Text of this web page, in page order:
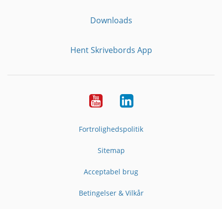
Downloads
Hent Skrivebords App
YouTubeLinkedIn
Fortrolighedspolitik
Sitemap
Acceptabel brug
Betingelser & Vilkår